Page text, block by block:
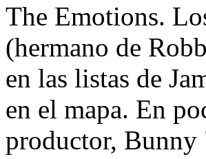
The Emotions.
(hermano de
en las listas de
en el mapa. En
productor, Bunny